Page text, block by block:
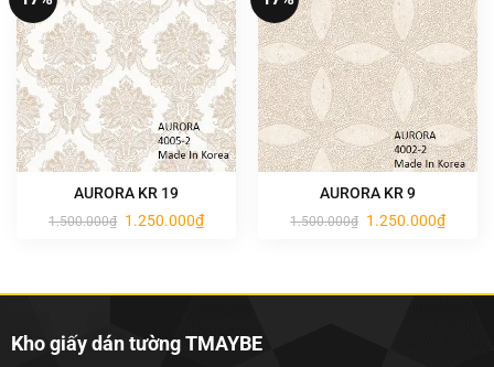
AURORA KR 19
1.500.000₫ Giá
gốc
1.250.000₫Giá
hiện
AURORA KR 9
1.500.000₫ Giá
gốc
1.250.000₫Giá
hiện
Kho giấy dán tường TMAYBE